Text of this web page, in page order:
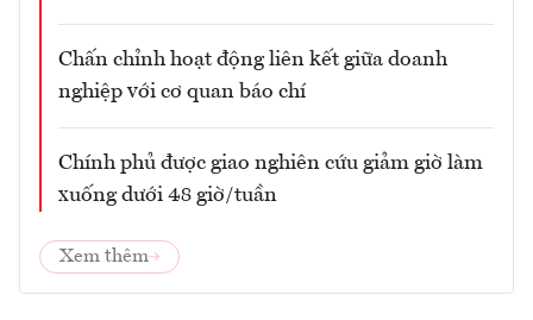
Chấn chỉnh hoạt động liên kết giữa doanh
nghiệp với cơ quan báo chí
Chính phủ được giao nghiên cứu giảm giờ làm
xuống dưới 48 giờ/tuần
Xem thêm